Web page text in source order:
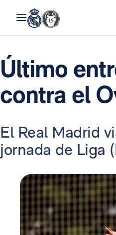
Último
contra el
El Real Madrid
jornada de Liga